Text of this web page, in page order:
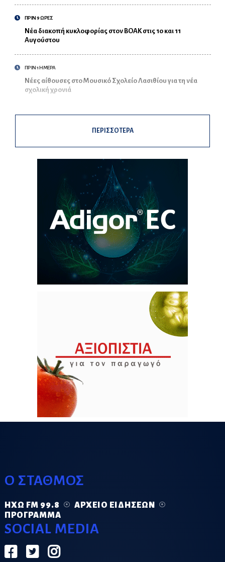
ΠΡΙΝ 9 ΩΡΕΣ
Νέα διακοπή κυκλοφορίας στον ΒΟΑΚ στις 10 και 11
Αυγούστου
ΠΡΙΝ 1 ΗΜΕΡΑ
Νέες αίθουσες στο Μουσικό Σχολείο Λασιθίου για τη νέα
σχολική χρονιά
ΠΕΡΙΣΣΟΤΕΡΑ
Ο ΣΤΑΘΜΟΣ
ΗΧΏ FM 99.8
ΑΡΧΕΊΟ ΕΙΔΉΣΕΩΝ
ΠΡΌΓΡΑΜΜΑ
SOCIAL MEDIA